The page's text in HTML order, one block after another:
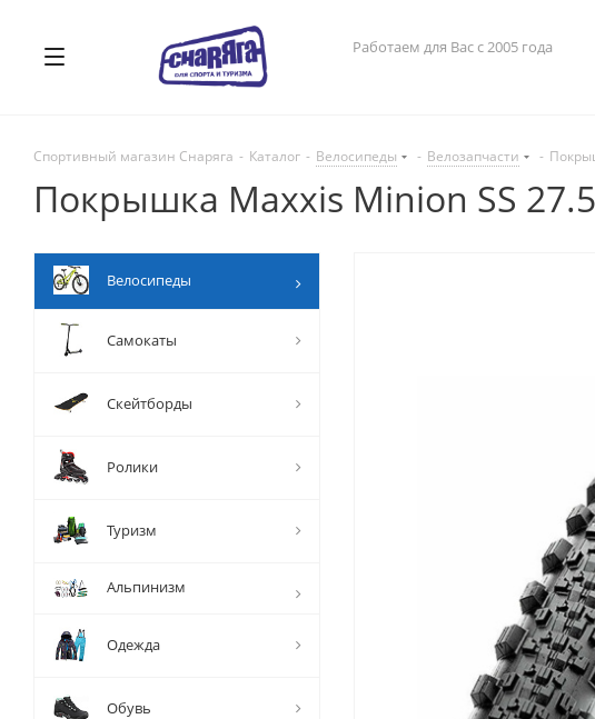
Работаем для Вас с 2005 года
Спортивный магазин Снаряга - Каталог - Велосипеды - Велозапчасти -
Покрышка Maxxis Minion SS
Велосипеды
Самокаты
Скейтборды
Ролики
Туризм
Альпинизм
Одежда
Обувь